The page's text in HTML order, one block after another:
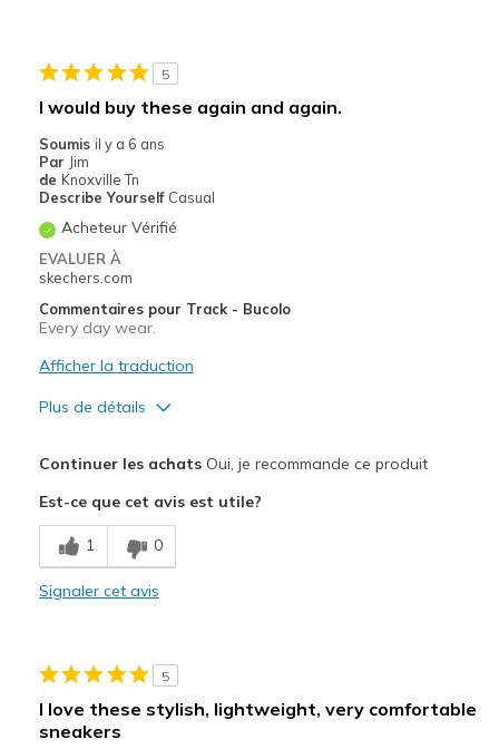
Going Out
Travel
Width
Feels true to width
Sizing
View On Shoes
Shoes are for Wearing
5
I would buy these again and again.
Soumis il y a 6 ans
Par Jim
de Knoxville Tn
Describe Yourself Casual
Acheteur Vérifié
EVALUER À
skechers.com
Commentaires pour Track - Bucolo
Every day wear.
Afficher la traduction
Plus de détails
Breathe Well
Comfortable
Casual Wear
Travel
Continuer les achatsOui, je recommande ce produit
Est-ce que cet avis est utile?
1 0
Signaler cet avis
5
I love these stylish, lightweight, very comfortable
sneakers